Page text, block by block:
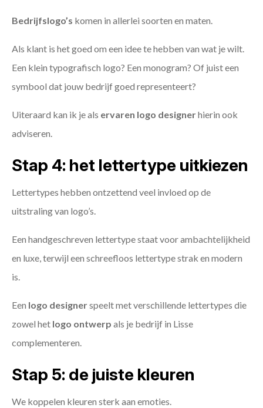
Bedrijfslogo’s komen in allerlei soorten en maten.
Als klant is het goed om een idee te hebben van wat je wilt.
Een klein typografisch logo? Een monogram? Of juist een
symbool dat jouw bedrijf goed representeert?
Uiteraard kan ik je als ervaren logo designerhierin ook
adviseren.
Stap 4: het lettertype uitkiezen
Lettertypes hebben ontzettend veel invloed op de
uitstraling van logo’s.
Een handgeschreven lettertype staat voor ambachtelijkheid
en luxe, terwijl een schreefloos lettertype strak en modern
is.
Een logo designerspeelt met verschillende lettertypes die
zowel het logo ontwerp als je bedrijf in Lisse
complementeren.
Stap 5: de juiste kleuren
We koppelen kleuren sterk aan emoties.